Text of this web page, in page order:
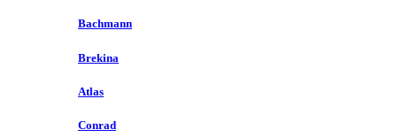
Bachmann
Brekina
Atlas
Conrad